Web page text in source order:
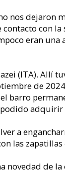
nos dejaron
con
eran
(ITA). Allí
de
barro
adquirir
a
las
novedad de la